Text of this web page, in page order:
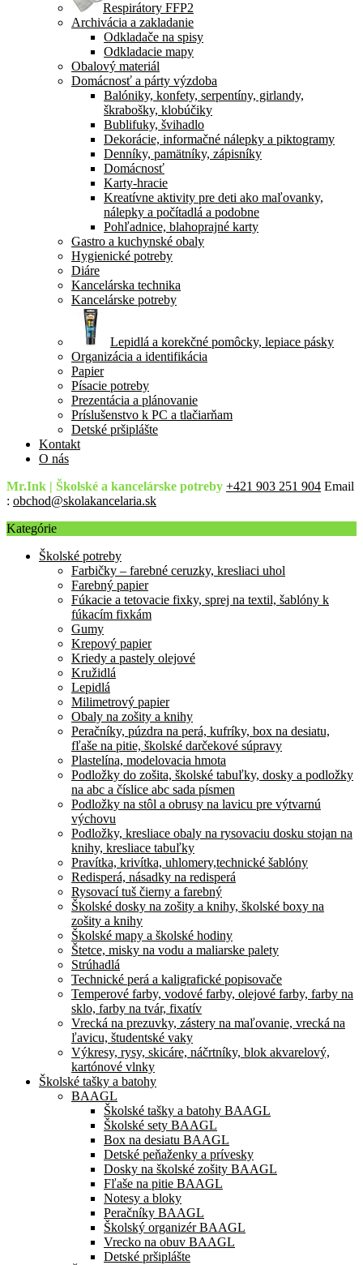
Respirátory FFP2
Archivácia a zakladanie
Odkladače na spisy
Odkladacie mapy
Obalový materiál
Domácnosť a párty výzdoba
Balóniky, konfety, serpentíny, girlandy,
škrabošky, klobúčiky
Bublifuky, švihadlo
Dekorácie, informačné nálepky a piktogramy
Denníky, pamätníky, zápisníky
Domácnosť
Karty-hracie
Kreatívne aktivity pre deti ako maľovanky,
nálepky a počítadlá a podobne
Pohľadnice, blahoprajné karty
Gastro a kuchynské obaly
Hygienické potreby
Diáre
Kancelárska technika
Kancelárske potreby
Lepidlá a korekčné pomôcky, lepiace pásky
Organizácia a identifikácia
Papier
Písacie potreby
Prezentácia a plánovanie
Príslušenstvo k PC a tlačiarňam
Detské pršiplášte
Kontakt
O nás
Mr.Ink | Školské a kancelárske potreby +421 903 251 904 Email
: obchod@skolakancelaria.sk
Kategórie
Školské potreby
Farbičky – farebné ceruzky, kresliaci uhol
Farebný papier
Fúkacie a tetovacie fixky, sprej na textil, šablóny k
fúkacím fixkám
Gumy
Krepový papier
Kriedy a pastely olejové
Kružidlá
Lepidlá
Milimetrový papier
Obaly na zošity a knihy
Peračníky, púzdra na perá, kufríky, box na desiatu,
fľaše na pitie, školské darčekové súpravy
Plastelína, modelovacia hmota
Podložky do zošita, školské tabuľky, dosky a podložky
na abc a číslice abc sada písmen
Podložky na stôl a obrusy na lavicu pre výtvarnú
výchovu
Podložky, kresliace obaly na rysovaciu dosku stojan na
knihy, kresliace tabuľky
Pravítka, krivítka, uhlomery,technické šablóny
Redisperá, násadky na redisperá
Rysovací tuš čierny a farebný
Školské dosky na zošity a knihy, školské boxy na
zošity a knihy
Školské mapy a školské hodiny
Štetce, misky na vodu a maliarske palety
Strúhadlá
Technické perá a kaligrafické popisovače
Temperové farby, vodové farby, olejové farby, farby na
sklo, farby na tvár, fixatív
Vrecká na prezuvky, zástery na maľovanie, vrecká na
ľavicu, študentské vaky
Výkresy, rysy, skicáre, náčrtníky, blok akvarelový,
kartónové vlnky
Školské tašky a batohy
BAAGL
Školské tašky a batohy BAAGL
Školské sety BAAGL
Box na desiatu BAAGL
Detské peňaženky a prívesky
Dosky na školské zošity BAAGL
Fľaše na pitie BAAGL
Notesy a bloky
Peračníky BAAGL
Školský organizér BAAGL
Vrecko na obuv BAAGL
Detské pršiplášte